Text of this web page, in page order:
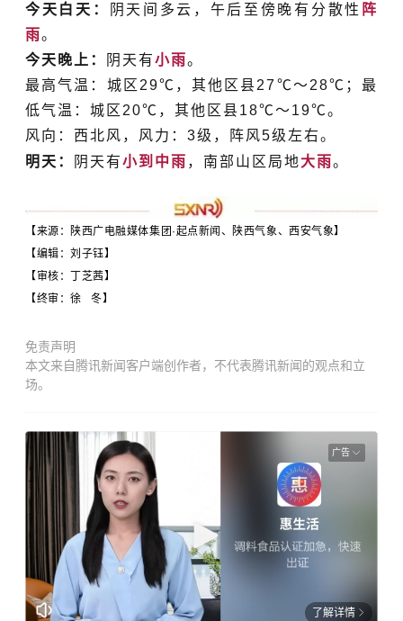
今天白天：
阴天间多云，午后至傍晚有分散性 阵
雨。
今天晚上：
阴天有小雨。
最高气温：城区29℃，其他区县27℃～28℃；最
低气温：城区20℃，其他区县18℃～19℃。
风向：西北风，风力：3级，阵风5级左右。
明天：
阴天有小到中雨 ，南部山区局地大雨。
【来源：陕西广电融媒体集团·起点新闻、陕西气象、西安气象】
【编辑：刘子钰】
【审核：丁芝茜】
【终审：徐 冬】
免责声明
本文来自腾讯新闻客户端创作者，不代表腾讯新闻的观点和立
场。
广告
了解详情